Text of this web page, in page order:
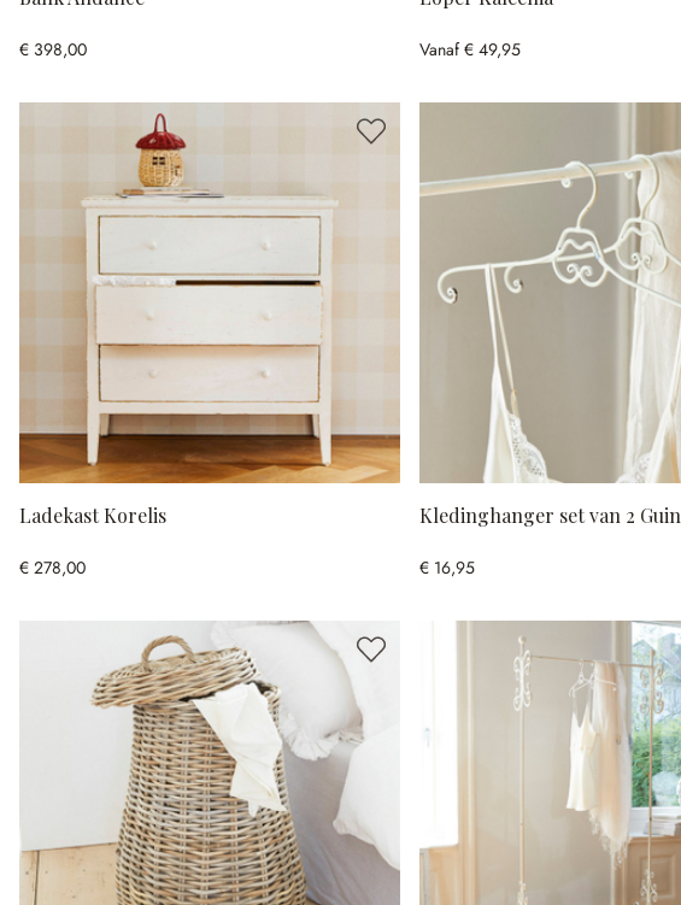
€ 398,00 Vanaf € 49,95
Ladekast Korelis
€ 278,00
Kledinghanger set van 2 Guin
€ 16,95